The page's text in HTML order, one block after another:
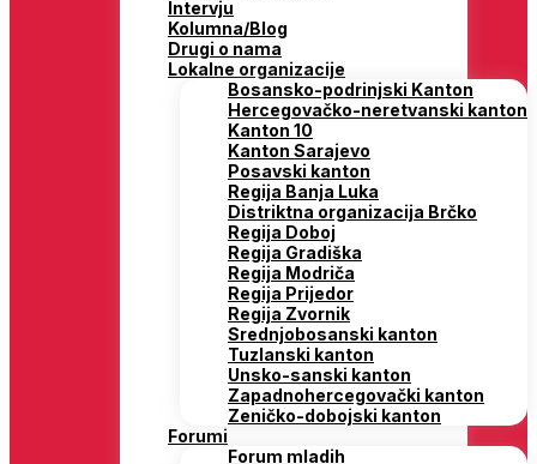
Intervju
Kolumna/Blog
Drugi o nama
Lokalne organizacije
Bosansko-podrinjski Kanton
Hercegovačko-neretvanski kanton
Kanton 10
Kanton Sarajevo
Posavski kanton
Regija Banja Luka
Distriktna organizacija Brčko
Regija Doboj
Regija Gradiška
Regija Modriča
Regija Prijedor
Regija Zvornik
Srednjobosanski kanton
Tuzlanski kanton
Unsko-sanski kanton
Zapadnohercegovački kanton
Zeničko-dobojski kanton
Forumi
Forum mladih